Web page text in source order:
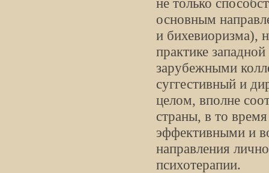
основным
и бихевиоризма),
практике
зарубежными
суггестивный и
целом, вполне
страны, в то
эффективными и
направления
психотерапии.